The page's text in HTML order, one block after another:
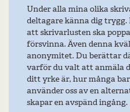
Under alla mina olika
deltagare känna dig
att skrivarlusten ska
försvinna. Även denna
anonymitet. Du berättar
varför du valt att anmäla
ditt yrke är, hur många
använder oss av en
skapar en avspänd ingång.